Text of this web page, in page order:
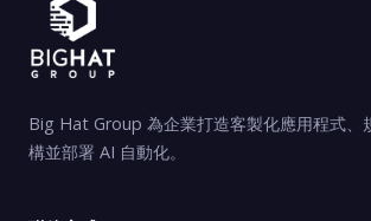
Big Hat Group 為企業打造客製化應用程式、
構並部署 AI 自動化。